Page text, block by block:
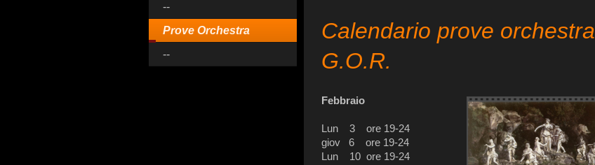
--
Prove Orchestra
--
Calendario prove orchestra
G.O.R.
Febbraio
Lun 3 ore 19-24
giov 6 ore 19-24
Lun 10 ore 19-24